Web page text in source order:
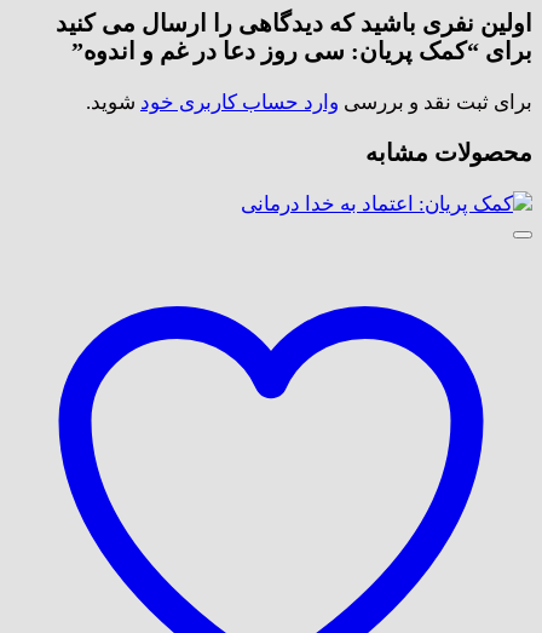
اولین نفری باشید که دیدگاهی را ارسال می کنید
برای “کمک پریان: سی روز دعا در غم و اندوه”
برای ثبت نقد و بررسی وارد حساب کاربری خود شوید.
محصولات مشابه